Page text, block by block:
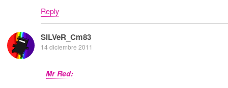
Reply
SiLVeR_Cm83
14 diciembre 2011
Mr Red: